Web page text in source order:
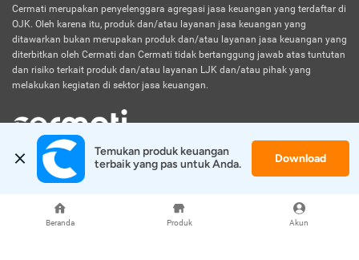
Beranda Produk Akun
Cermati merupakan penyelenggara agregasi jasa keuangan yang terdaftar di
OJK. Oleh karena itu, produk dan/atau layanan jasa keuangan yang
ditawarkan bukan merupakan produk dan/atau layanan jasa keuangan yang
diterbitkan oleh Cermati dan Cermati tidak bertanggung jawab atas tuntutan
dan risiko terkait produk dan/atau layanan LJK dan/atau pihak yang
melakukan kegiatan di sektor jasa keuangan.
© 2026 Cermati. All Rights Reserved.
Temukan produk keuangan
terbaik yang pas untuk Anda.
Download